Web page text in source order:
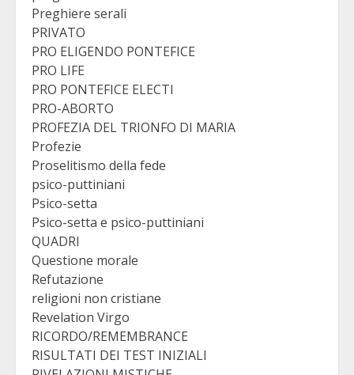
Preghiere serali
PRIVATO
PRO ELIGENDO PONTEFICE
PRO LIFE
PRO PONTEFICE ELECTI
PRO-ABORTO
PROFEZIA DEL TRIONFO DI MARIA
Profezie
Proselitismo della fede
psico-puttiniani
Psico-setta
Psico-setta e psico-puttiniani
QUADRI
Questione morale
Refutazione
religioni non cristiane
Revelation Virgo
RICORDO/REMEMBRANCE
RISULTATI DEI TEST INIZIALI